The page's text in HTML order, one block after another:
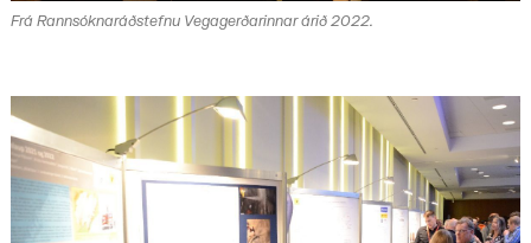
Frá Rannsóknaráðstefnu Vegagerðarinnar árið 2022.